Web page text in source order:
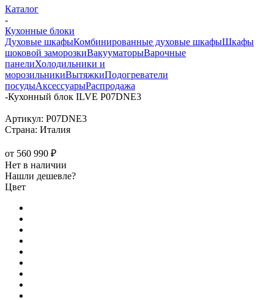
Каталог
-
Кухонные блоки
Духовые шкафыКомбинированные духовые шкафыШкафы
шоковой заморозкиВакууматорыВарочные
панелиХолодильники и
морозильникиВытяжкиПодогреватели
посудыАксессуарыРаспродажа
-Кухонный блок ILVE P07DNE3
Артикул: P07DNE3
Страна: Италия
от 560 990 ₽
Нет в наличии
Нашли дешевле?
Цвет